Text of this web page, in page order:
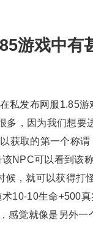
游戏中有
私发布网服1.85游
，因为我们想要
获取的第一个称
NPC可以看到该
，就可以获得打
10-10生命+500
感觉就像是另外